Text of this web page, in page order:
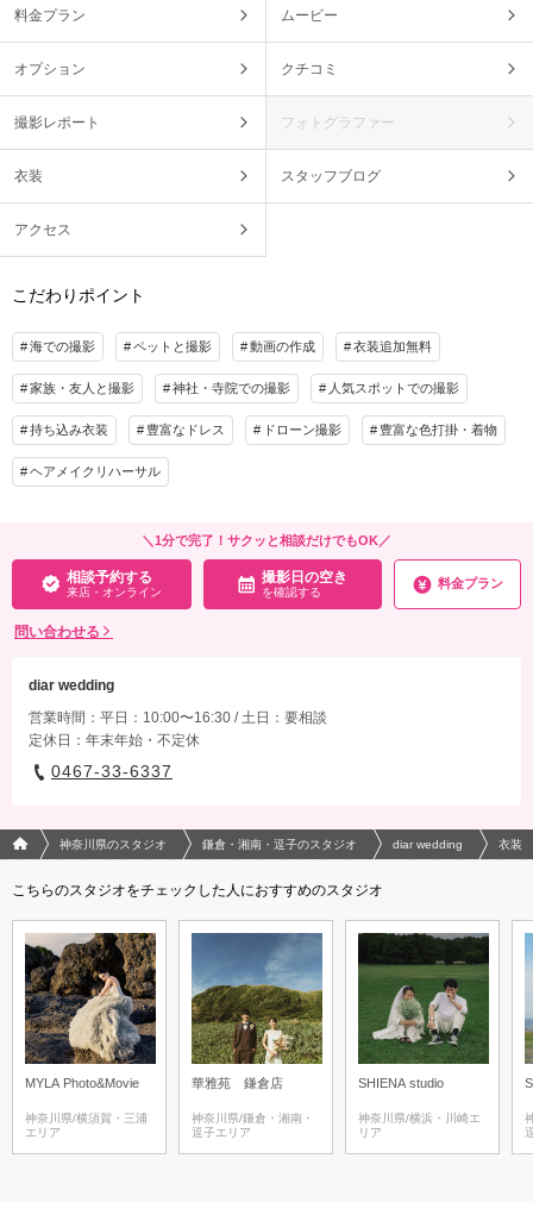
料金プラン ムービー
オプション クチコミ
撮影レポート フォトグラファー
衣装 スタッフブログ
アクセス
こだわりポイント
海での撮影 ペットと撮影 動画の作成 衣装追加無料
家族・友人と撮影 神社・寺院での撮影 人気スポットでの撮影
持ち込み衣装 豊富なドレス ドローン撮影 豊富な色打掛・着物
ヘアメイクリハーサル
＼1分で完了！サクッと相談だけでもOK／
相談予約する
来店・オンライン
撮影日の空き
を確認する
料金プラン
問い合わせる
diar wedding
営業時間：平日：10:00〜16:30 / 土日：要相談
定休日：年末年始・不定休
0467-33-6337
フォトウエディング/結婚写真のPhotorait ホーム
神奈川県のスタジオ 鎌倉・湘南・逗子のスタジオ diar wedding 衣装
こちらのスタジオをチェックした人におすすめのスタジオ
MYLA Photo&Movie
神奈川県/横須賀・三浦
エリア
華雅苑 鎌倉店
神奈川県/鎌倉・湘南・
逗子エリア
SHIENA studio
神奈川県/横浜・川崎エ
リア